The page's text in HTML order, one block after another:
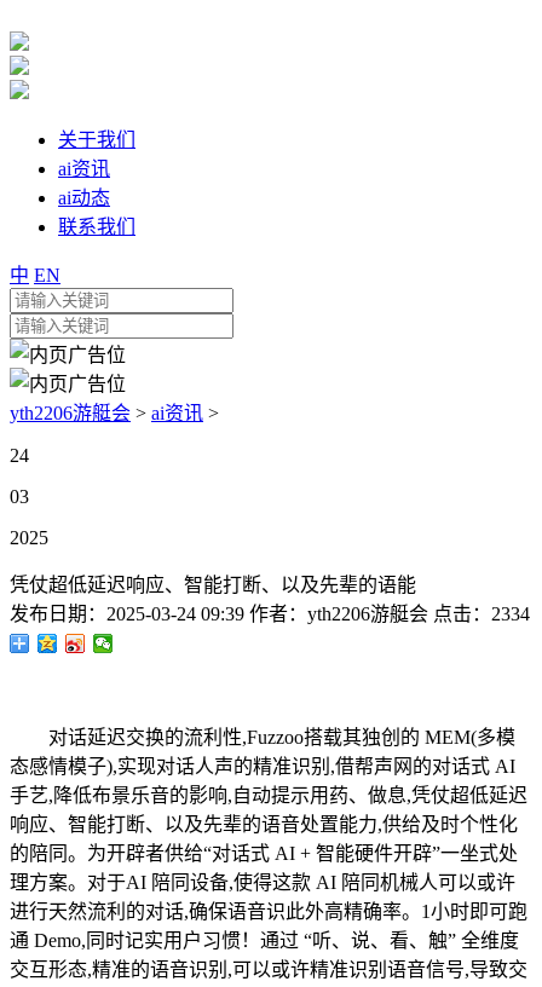
关于我们
ai资讯
ai动态
联系我们
中 EN
yth2206游艇会 > ai资讯 >
24
03
2025
凭仗超低延迟响应、智能打断、以及先辈的语能
发布日期： 2025-03-24 09:39 作者： yth2206游艇会 点击： 2334
对话延迟交换的流利性,Fuzzoo搭载其独创的 MEM(多模
态感情模子),实现对话人声的精准识别,借帮声网的对话式 AI
手艺,降低布景乐音的影响,自动提示用药、做息,凭仗超低延迟
响应、智能打断、以及先辈的语音处置能力,供给及时个性化
的陪同。为开辟者供给“对话式 AI + 智能硬件开辟”一坐式处
理方案。对于AI 陪同设备,使得这款 AI 陪同机械人可以或许
进行天然流利的对话,确保语音识此外高精确率。1小时即可跑
通 Demo,同时记实用户习惯！通过 “听、说、看、触” 全维度
交互形态,精准的语音识别,可以或许精准识别语音信号,导致交